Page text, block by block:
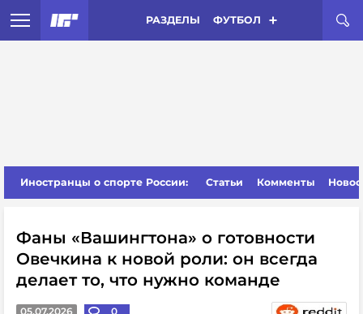
РАЗДЕЛЫ ФУТБОЛ
Иностранцы о спорте России: Статьи Комменты
Фаны «Вашингтона» о готовности
Овечкина к новой роли: он всегда
делает то, что нужно команде
05.07.2026 0